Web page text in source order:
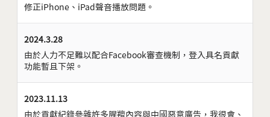
修正iPhone、iPad聲音播放問題。
2024.3.28
由於人力不足難以配合Facebook審查機制，登入具名貢獻
功能暫且下架。
2023.11.13
由於貢獻紀錄參雜許多腥羶內容與中國惡意廣告，我很會、